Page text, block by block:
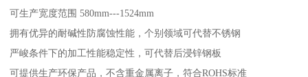
可生产宽度范围 580mm---1524mm
拥有优异的耐碱性防腐蚀性能，个别领域可代替不锈钢
严峻条件下的加工性能稳定性，可代替后浸锌钢板
可提供生产环保产品，不含重金属离子，符合ROHS标准